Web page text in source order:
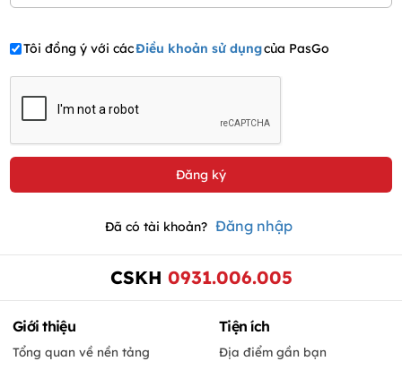
Tôi đồng ý với cácĐiều khoản sử dụngcủa PasGo
Đã có tài khoản? Đăng nhập
CSKH 0931.006.005
Giới thiệu
Tổng quan về nền tảng
Tiện ích
Địa điểm gần bạn